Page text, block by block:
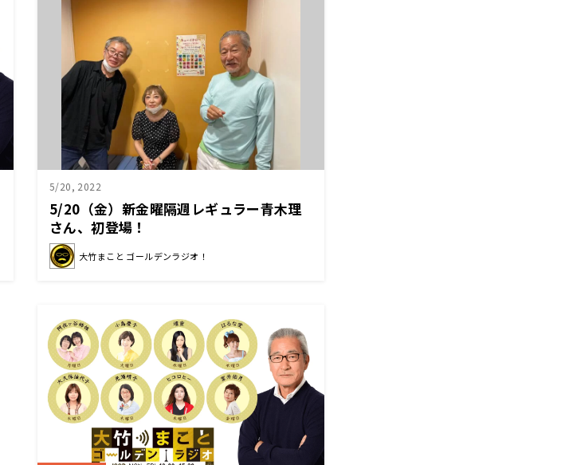
5/20, 2022
5/20（金）新金曜隔週レギュラー青木理
さん、初登場！
大竹まこと ゴールデンラジオ！